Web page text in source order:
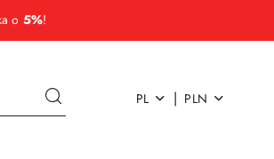
o 5%!
PL | PLN